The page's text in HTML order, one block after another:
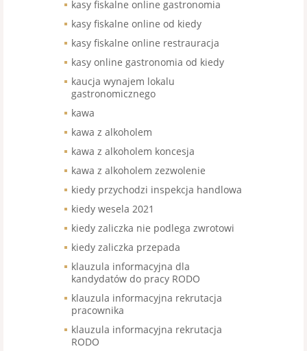
kasy fiskalne online gastronomia
kasy fiskalne online od kiedy
kasy fiskalne online restrauracja
kasy online gastronomia od kiedy
kaucja wynajem lokalu
gastronomicznego
kawa
kawa z alkoholem
kawa z alkoholem koncesja
kawa z alkoholem zezwolenie
kiedy przychodzi inspekcja handlowa
kiedy wesela 2021
kiedy zaliczka nie podlega zwrotowi
kiedy zaliczka przepada
klauzula informacyjna dla
kandydatów do pracy RODO
klauzula informacyjna rekrutacja
pracownika
klauzula informacyjna rekrutacja
RODO